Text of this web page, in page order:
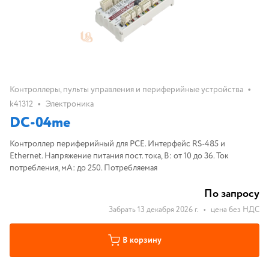
Контроллеры, пульты управления и периферийные устройства •
k41312 • Электроника
DC-04me
Контроллер периферийный для PCE. Интерфейс RS-485 и
Ethernet. Напряжение питания пост. тока, В: от 10 до 36. Ток
потребления, мА: до 250. Потребляемая
По запросу
Забрать 13 декабря 2026 г. • цена без НДС
В корзину